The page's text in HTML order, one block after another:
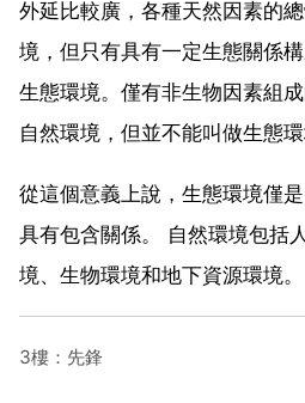
外延比較廣，各種天然因素的
境，但只有具有一定生態關係
生態環境。僅有非生物因素組
自然環境，但並不能叫做生態環
從這個意義上說，生態環境僅
具有包含關係。 自然環境包括
境、生物環境和地下資源環境。
3樓：先鋒